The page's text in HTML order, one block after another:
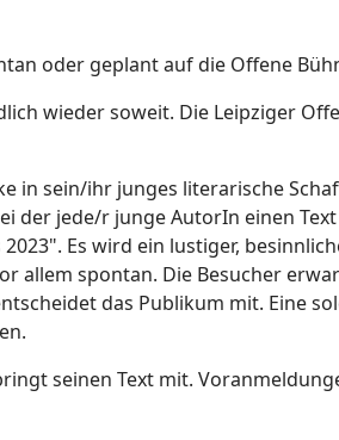
oder geplant auf die Offene
wieder soweit. Die Leipziger
in sein/ihr junges literarische
der jede/r junge AutorIn einen
Es wird ein lustiger,
allem spontan. Die Besucher
das Publikum mit. Eine
seinen Text mit.